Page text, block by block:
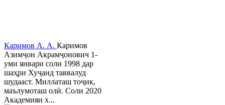
Каримов А. А. Каримов
Азимҷон Акрамҷонович 1-
уми январи соли 1998 дар
шаҳри Хуҷанд таввалуд
шудааст. Миллаташ тоҷик,
маълумоташ олӣ. Соли 2020
Академияи х...